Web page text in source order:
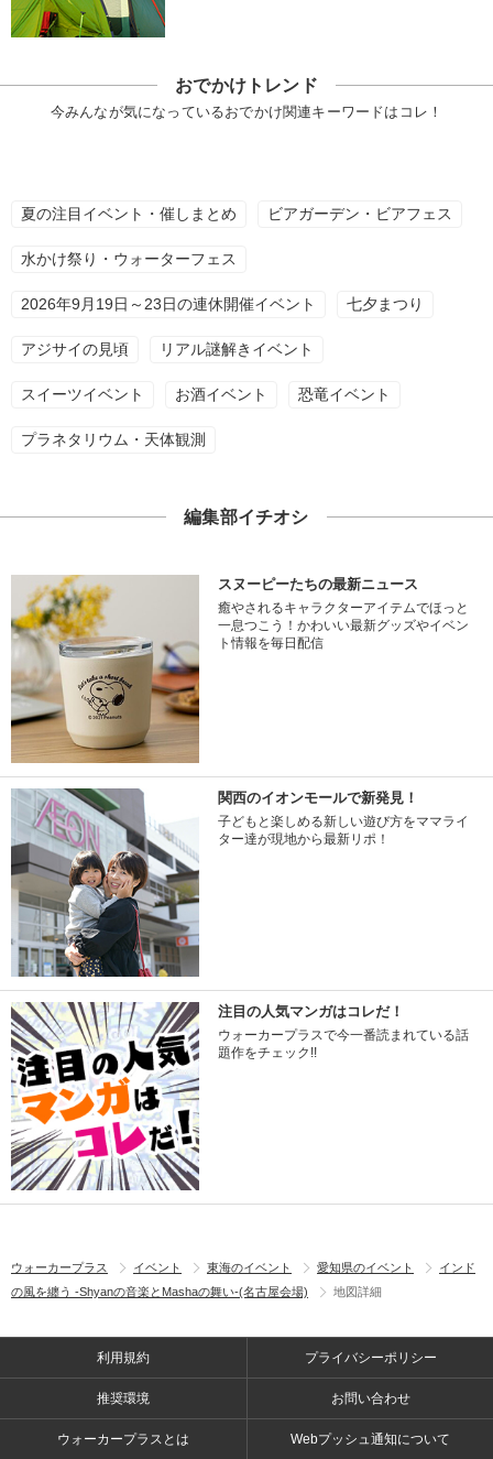
おでかけトレンド
今みんなが気になっているおでかけ関連キーワードはコレ！
夏の注目イベント・催しまとめ ビアガーデン・ビアフェス
水かけ祭り・ウォーターフェス
2026年9月19日～23日の連休開催イベント 七夕まつり
アジサイの見頃 リアル謎解きイベント
スイーツイベント お酒イベント 恐竜イベント
プラネタリウム・天体観測
編集部イチオシ
スヌーピーたちの最新ニュース
癒やされるキャラクターアイテムでほっと
一息つこう！かわいい最新グッズやイベン
ト情報を毎日配信
関西のイオンモールで新発見！
子どもと楽しめる新しい遊び方をママライ
ター達が現地から最新リポ！
注目の人気マンガはコレだ！
ウォーカープラスで今一番読まれている話
題作をチェック!!
ウォーカープラス イベント 東海のイベント 愛知県のイベント
インド
の風を纏う -Shyanの音楽とMashaの舞い-(名古屋会場)
地図詳細
利用規約 プライバシーポリシー
推奨環境 お問い合わせ
ウォーカープラスとは Webプッシュ通知について